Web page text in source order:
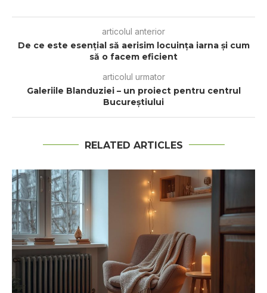
articolul anterior
De ce este esențial să aerisim locuința iarna și cum
să o facem eficient
articolul urmator
Galeriile Blanduziei – un proiect pentru centrul
Bucureștiului
RELATED ARTICLES